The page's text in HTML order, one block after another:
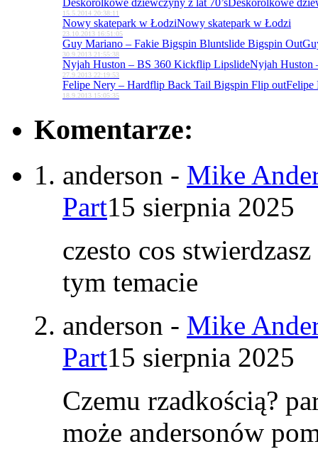
Deskorolkowe dziewczyny z lat 70’sDeskorolkowe
15.5.2014 20:38:11
Nowy skatepark w ŁodziNowy skatepark w Łodzi
23.10.2013 16:51:05
Guy Mariano – Fakie Bigspin Bluntslide Bigspin Out
30.9.2013 21:55:38
Nyjah Huston – BS 360 Kickflip LipslideNyjah Huston
27.9.2013 22:19:53
Felipe Nery – Hardflip Back Tail Bigspin Flip outFelipe
18.9.2013 15:05:35
Komentarze:
anderson - Mike
Part15 sierpnia 2025
czesto cos
tym temacie
anderson - Mike
Part15 sierpnia 2025
Czemu rzadkością?
może andersonów